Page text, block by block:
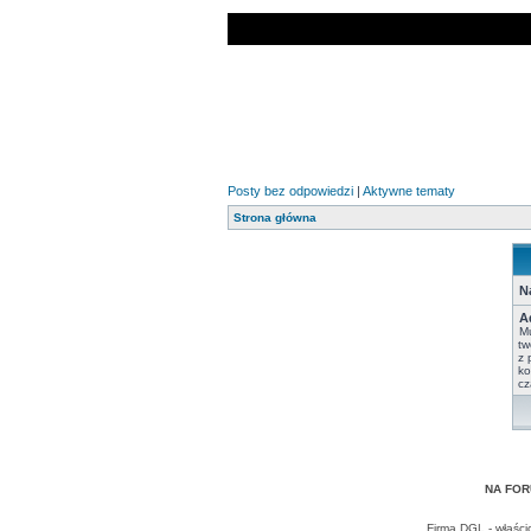
Posty bez odpowiedzi | Aktywne tematy
Strona główna
z
NA
Firma DGL -